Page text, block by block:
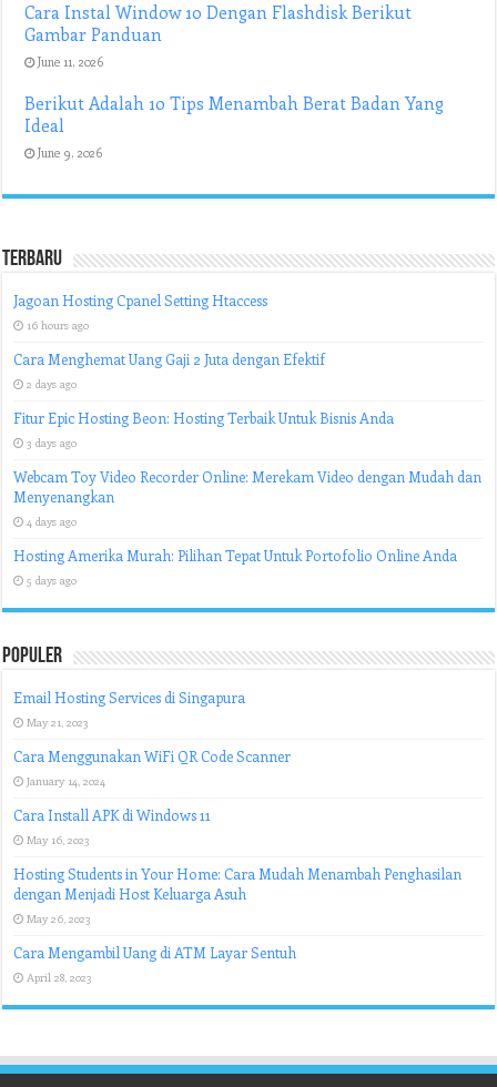
Cara Instal Window 10 Dengan Flashdisk Berikut
Gambar Panduan
June 11, 2026
Berikut Adalah 10 Tips Menambah Berat Badan Yang
Ideal
June 9, 2026
Terbaru
Jagoan Hosting Cpanel Setting Htaccess
16 hours ago
Cara Menghemat Uang Gaji 2 Juta dengan Efektif
2 days ago
Fitur Epic Hosting Beon: Hosting Terbaik Untuk Bisnis Anda
3 days ago
Webcam Toy Video Recorder Online: Merekam Video dengan Mudah dan
Menyenangkan
4 days ago
Hosting Amerika Murah: Pilihan Tepat Untuk Portofolio Online Anda
5 days ago
Populer
Email Hosting Services di Singapura
May 21, 2023
Cara Menggunakan WiFi QR Code Scanner
January 14, 2024
Cara Install APK di Windows 11
May 16, 2023
Hosting Students in Your Home: Cara Mudah Menambah Penghasilan
dengan Menjadi Host Keluarga Asuh
May 26, 2023
Cara Mengambil Uang di ATM Layar Sentuh
April 28, 2023